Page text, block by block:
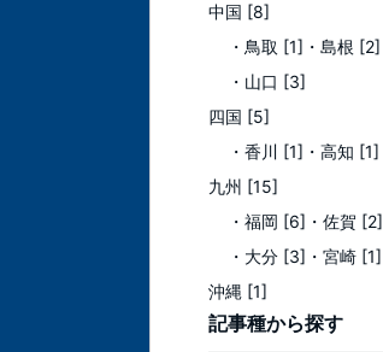
中国 [8]
・鳥取 [1] ・島根 [2]
・山口 [3]
四国 [5]
・香川 [1] ・高知 [1]
九州 [15]
・福岡 [6] ・佐賀 [2]
・大分 [3] ・宮崎 [1]
沖縄 [1]
記事種から探す